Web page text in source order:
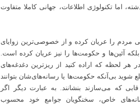
اما تکنولوژی اطلاعات، جهانی کاملا متفاوت
مردم را عریان کرده و از خصوصی‌ترین زوایای
آئین‌ها و حکومت‌ها را نیز عریان کرده است.
هر لحظه که اراده کنید از ریزترین دغدغه‌های
بی‌آنکه حکومت‌ها یا رسانه‌های‌شان بتوانند
که می‌سازند بنشانند. به عبارت دیگر اگر
خاص، سخنگویان جوامع خود محسوب